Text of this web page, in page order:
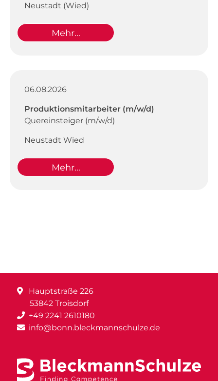
Neustadt (Wied)
Mehr...
06.08.2026
Produktionsmitarbeiter (m/w/d)
Quereinsteiger (m/w/d)
Neustadt Wied
Mehr...
Hauptstraße 226
53842 Troisdorf
+49 2241 2610180
info@bonn.bleckmannschulze.de